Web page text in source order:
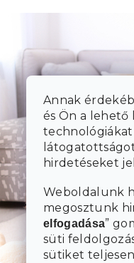
Annak
és Ön a lehető
technológiákat
hirdetéseket
Weboldalunk
megosztunk
elfogadása”
süti
sütiket teljesen